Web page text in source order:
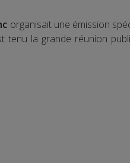
organisait une émission
tenu la grande réunion